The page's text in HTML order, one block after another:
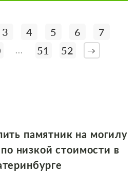
3 4 5 6
7
... 51 52 →
памятник на могилу
низкой стоимости в